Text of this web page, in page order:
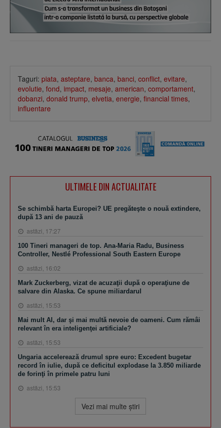
Taguri: piata, asteptare, banca, banci, conflict, evitare,
evolutie, fond, impact, mesaje, american, comportament,
dobanzi, donald trump, elvetia, energie, financial times,
influentare
ULTIMELE DIN ACTUALITATE
Se schimbă harta Europei? UE pregăteşte o nouă extindere,
după 13 ani de pauză
astăzi, 17:27
100 Tineri manageri de top. Ana-Maria Radu, Business
Controller, Nestlé Professional South Eastern Europe
astăzi, 16:02
Mark Zuckerberg, vizat de acuzaţii după o operaţiune de
salvare din Alaska. Ce spune miliardarul
astăzi, 15:53
Mai mult AI, dar şi mai multă nevoie de oameni. Cum rămâi
relevant în era inteligenţei artificiale?
astăzi, 15:53
Ungaria accelerează drumul spre euro: Excedent bugetar
record în iulie, după ce deficitul explodase la 3.850 miliarde
de forinţi în primele patru luni
astăzi, 15:53
Vezi mai multe ştiri